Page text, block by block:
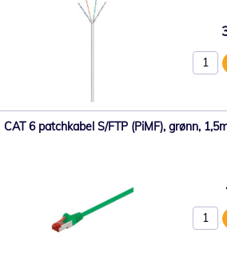
CAT 6 patchkabel S/FTP (PiMF), grønn,